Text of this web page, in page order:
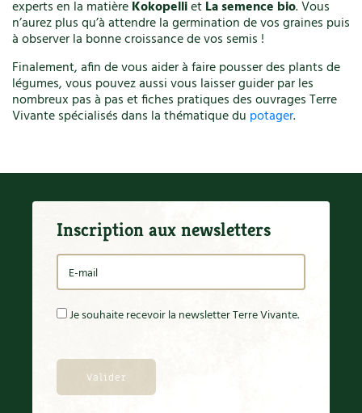
experts en la matièreKokopellietLa semence bio. Vous
n’aurez plus qu’à attendre la germination de vos graines puis
à observer la bonne croissance de vos semis !
Finalement, afin de vous aider à faire pousser des plants de
légumes, vous pouvez aussi vous laisser guider par les
nombreux pas à pas et fiches pratiques des ouvrages Terre
Vivante spécialisés dans la thématique du potager.
Inscription aux newsletters
Je souhaite recevoir la newsletter Terre Vivante.